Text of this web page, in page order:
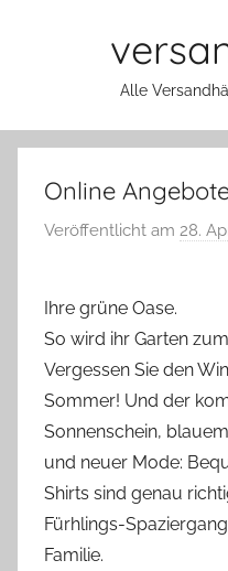
Alle
Online
Veröffentlicht am 28.
Ihre grüne Oase.
So wird ihr Garten
Vergessen Sie den
Sommer! Und der
Sonnenschein,
und neuer Mode:
Shirts sind genau
Fürhlings-
Familie.